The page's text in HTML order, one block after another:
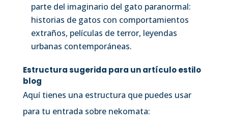
parte del imaginario del gato paranormal:
historias de gatos con comportamientos
extraños, películas de terror, leyendas
urbanas contemporáneas.
Estructura sugerida para un artículo estilo
blog
Aquí tienes una estructura que puedes usar
para tu entrada sobre nekomata: